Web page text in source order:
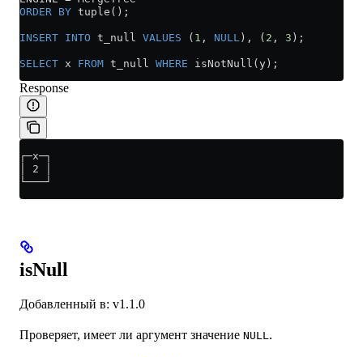
ORDER BY tuple();
INSERT INTO t_null VALUES ( 1 , NULL ), ( 2 , 3 );
SELECT x FROM t_null WHERE isNotNull(y);
Response
┌─x─┐
│ 2 │
└───┘
isNull
Добавленный в: v1.1.0
Проверяет, имеет ли аргумент значение NULL .